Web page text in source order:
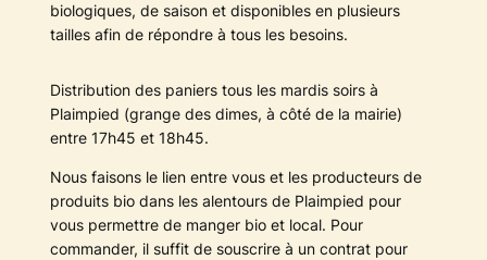
biologiques, de saison et disponibles en plusieurs
tailles afin de répondre à tous les besoins.
Distribution des paniers tous les mardis soirs à
Plaimpied (grange des dimes, à côté de la mairie)
entre 17h45 et 18h45.
Nous faisons le lien entre vous et les producteurs de
produits bio dans les alentours de Plaimpied pour
vous permettre de manger bio et local. Pour
commander, il suffit de souscrire à un contrat pour